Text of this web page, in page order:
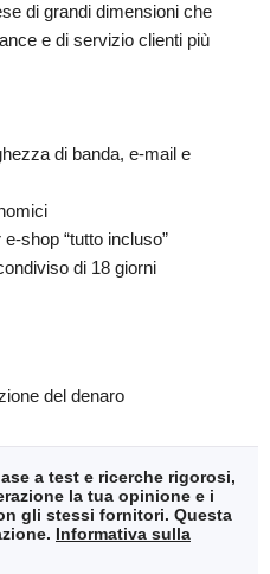
di grandi dimensioni che
e di servizio clienti più
di banda, e-mail e
shop “tutto incluso”
di 18 giorni
del denaro
a test e ricerche rigorosi,
la tua opinione e i
gli stessi fornitori. Questa
Informativa sulla